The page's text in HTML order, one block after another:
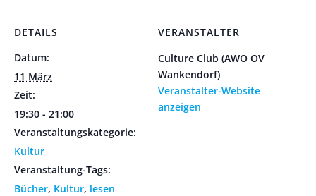
DETAILS
Datum:
11 März
Zeit:
19:30 - 21:00
Veranstaltungskategorie:
Kultur
Veranstaltung-Tags:
Bücher, Kultur, lesen
VERANSTALTER
Culture Club (AWO OV
Wankendorf)
Veranstalter-Website
anzeigen